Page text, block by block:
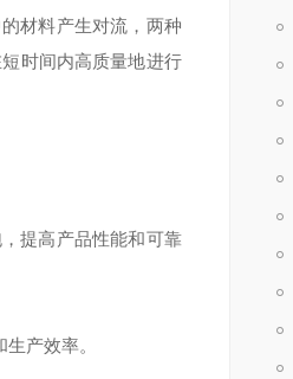
材料产生对流，两种
时间内高质量地进行
提高产品性能和可靠
产效率。